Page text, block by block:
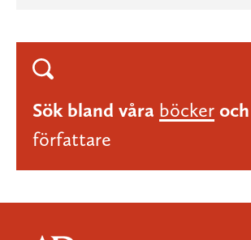
Sök bland våra böcker och
författare